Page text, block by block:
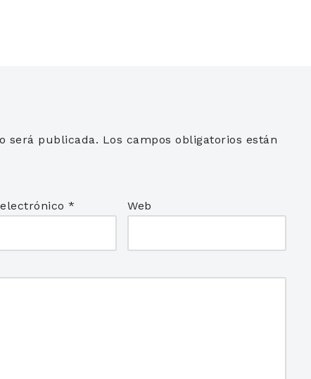
será publicada. Los campos obligatorios están
* Web